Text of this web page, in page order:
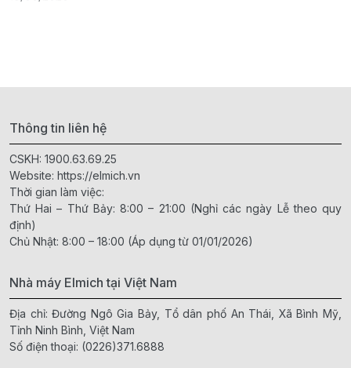
Thông tin liên hệ
CSKH: 1900.63.69.25
Website: https://elmich.vn
Thời gian làm việc:
Thứ Hai – Thứ Bảy: 8:00 – 21:00 (Nghỉ các ngày Lễ theo quy
định)
Chủ Nhật: 8:00 – 18:00 (Áp dụng từ 01/01/2026)
Nhà máy Elmich tại Việt Nam
Địa chỉ: Đường Ngô Gia Bảy, Tổ dân phố An Thái, Xã Bình Mỹ,
Tỉnh Ninh Bình, Việt Nam
Số điện thoại: (0226)371.6888